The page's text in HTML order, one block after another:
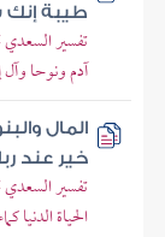
طيبة إنك
تفسير
آدم ونوحا
المال
خير عند
تفسير
الحياة الدنيا